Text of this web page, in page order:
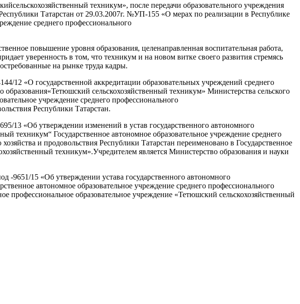
техникум», после передачи образовательного учреждения
Татарстан от 29.03.2007г. №УП-155 «О мерах по реализации в Республике
среднего профессионального
повышение уровня образования, целенаправленная воспитательная работа,
уверенность в том, что техникум и на новом витке своего развития стремясь
на рынке труда кадры.
12 «О государственной аккредитации образовательных учреждений среднего
сельскохозяйственный техникум» Министерства сельского
учреждение среднего профессионального
Республики Татарстан.
13 «Об утверждении изменений в устав государственного автономного
техникум“ Государственное автономное образовательное учреждение среднего
и продовольствия Республики Татарстан переименовано в Государственное
техникум».Учредителем является Министерство образования и науки
-9651/15 «Об утверждении устава государственного автономного
автономное образовательное учреждение среднего профессионального
профессиональное образовательное учреждение «Тетюшский сельскохозяйственный